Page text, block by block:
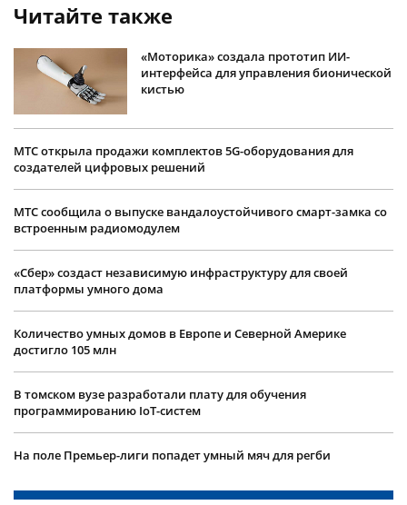
Читайте также
«Моторика» создала прототип ИИ-
интерфейса для управления бионической
кистью
МТС открыла продажи комплектов 5G-оборудования для
создателей цифровых решений
МТС сообщила о выпуске вандалоустойчивого смарт-замка со
встроенным радиомодулем
«Сбер» создаст независимую инфраструктуру для своей
платформы умного дома
Количество умных домов в Европе и Северной Америке
достигло 105 млн
В томском вузе разработали плату для обучения
программированию IoT-систем
На поле Премьер-лиги попадет умный мяч для регби